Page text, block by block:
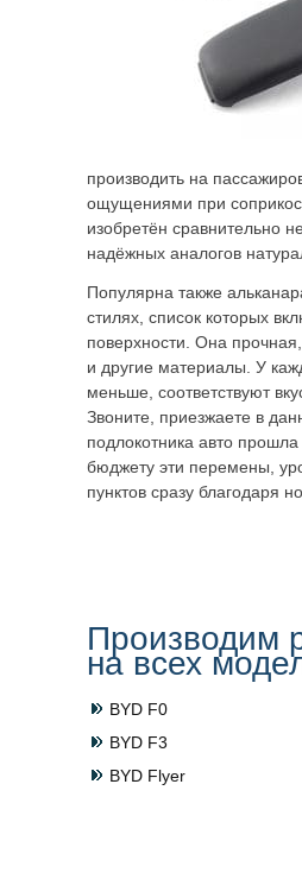
производить на
ощущениями при
изобретён сравнительно
надёжных аналогов
Популярна также
стилях, список которых
поверхности. Она
и другие материалы. У
меньше, соответствуют
Звоните, приезжаете в
подлокотника авто
бюджету эти перемены,
пунктов сразу благодаря
Производим
на всех
BYD F0
BYD F3
BYD Flyer